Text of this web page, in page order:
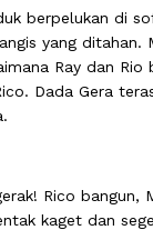
berpelukan di
yang ditahan.
Ray dan Rio
Dada Gera
Rico bangun,
kaget dan